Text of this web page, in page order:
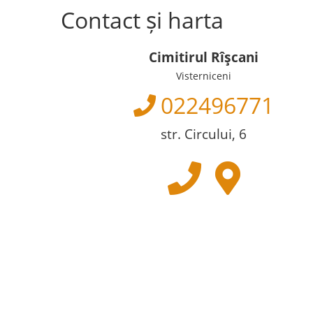
Contact și harta
Cimitirul Rîşcani
Visterniceni
022496771
str. Circului, 6